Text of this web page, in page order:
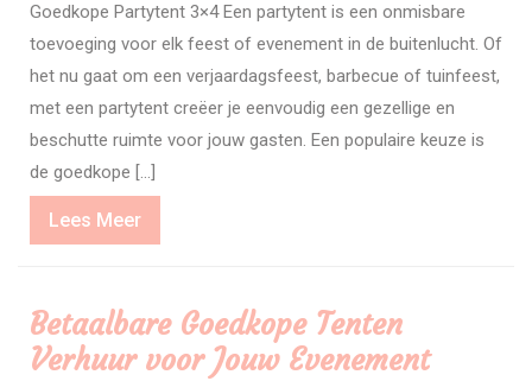
Goedkope Partytent 3×4 Een partytent is een onmisbare
toevoeging voor elk feest of evenement in de buitenlucht. Of
het nu gaat om een verjaardagsfeest, barbecue of tuinfeest,
met een partytent creëer je eenvoudig een gezellige en
beschutte ruimte voor jouw gasten. Een populaire keuze is
de goedkope […]
Lees MeerLees
Meer
Betaalbare Goedkope Tenten
Verhuur voor Jouw Evenement